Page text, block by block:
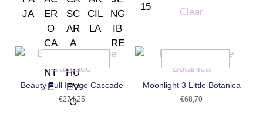
Clear
Beauty Full Image Cascade
€274,25
Moonlight 3 Little Botanica
€68,70